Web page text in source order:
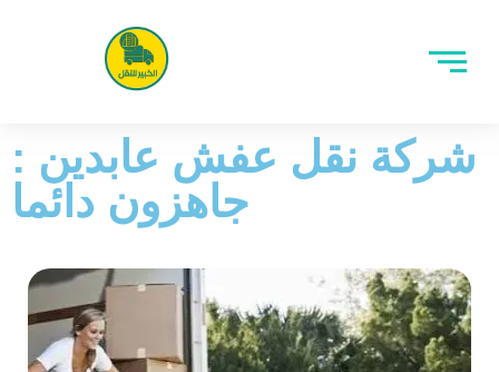
شركة نقل عفش عابدين :
جاهزون دائما